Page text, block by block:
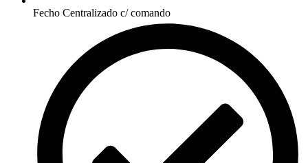
Fecho Centralizado c/ comando